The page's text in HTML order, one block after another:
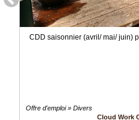
CDD saisonnier (avril/ mai/ juin)
Offre d'emploi » Divers
Cloud Work